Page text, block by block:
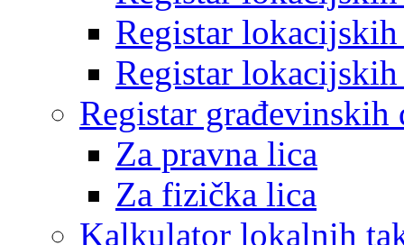
Registar
Registar
Registar građevinskih
Za pravna lica
Za fizička lica
Kalkulator lokalnih